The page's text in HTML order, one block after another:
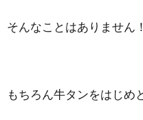
そんなことはありません！
もちろん牛タンをはじめ